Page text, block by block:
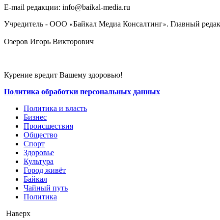
E-mail редакции: info@baikal-media.ru
Учредитель - ООО «Байкал Медиа Консалтинг». Главный
Озеров Игорь Викторович
Курение вредит Вашему здоровью!
Политика обработки персональных данных
Политика и власть
Бизнес
Происшествия
Общество
Cпорт
Здоровье
Культура
Город живёт
Байкал
Чайный путь
Политика
Наверх